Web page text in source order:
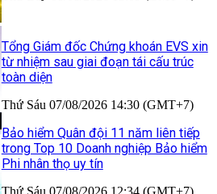
Tổng Giám đốc Chứng khoán EVS xin
từ nhiệm sau giai đoạn tái cấu trúc
toàn diện
Thứ Sáu 07/08/2026 14:30 (GMT+7)
Bảo hiểm Quân đội 11 năm liên tiếp
trong Top 10 Doanh nghiệp Bảo hiểm
Phi nhân thọ uy tín
Thứ Sáu 07/08/2026 12:34 (GMT+7)